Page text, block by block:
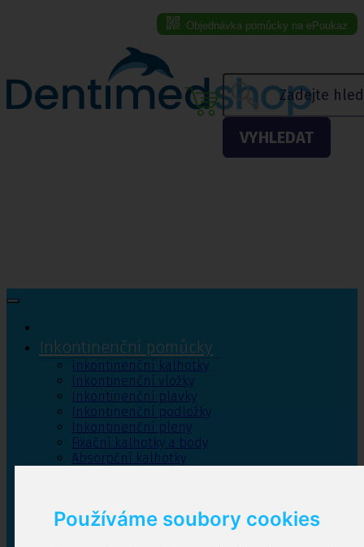
Používáme soubory cookies
Objednávka pomůcky na ePoukaz
VYHLEDAT
Inkontinenční pomůcky
Inkontinenční kalhotky
Inkontinenční vložky
Inkontinenční plavky
Inkontinenční podložky
Inkontinenční pleny
Fixační kalhotky a body
Absorpční kalhotky